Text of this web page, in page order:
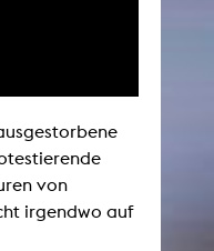
von
irgendwo auf